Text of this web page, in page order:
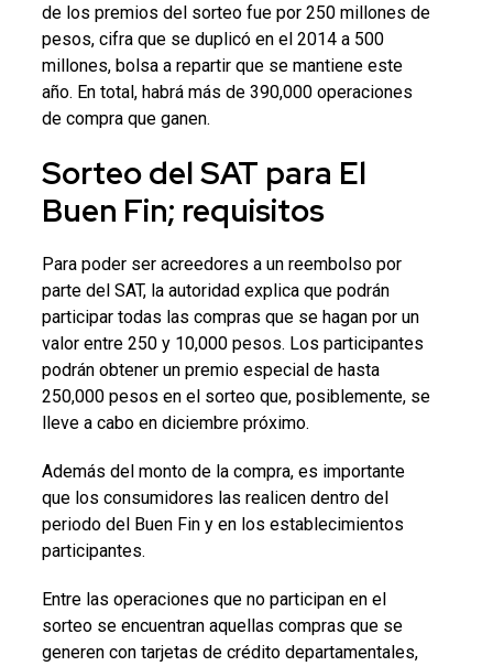
de los premios del sorteo fue por 250 millones de
pesos, cifra que se duplicó en el 2014 a 500
millones, bolsa a repartir que se mantiene este
año. En total, habrá más de 390,000 operaciones
de compra que ganen.
Sorteo del SAT para El
Buen Fin; requisitos
Para poder ser acreedores a un reembolso por
parte del SAT, la autoridad explica que podrán
participar todas las compras que se hagan por un
valor entre 250 y 10,000 pesos. Los participantes
podrán obtener un premio especial de hasta
250,000 pesos en el sorteo que, posiblemente, se
lleve a cabo en diciembre próximo.
Además del monto de la compra, es importante
que los consumidores las realicen dentro del
periodo del Buen Fin y en los establecimientos
participantes.
Entre las operaciones que no participan en el
sorteo se encuentran aquellas compras que se
generen con tarjetas de crédito departamentales,